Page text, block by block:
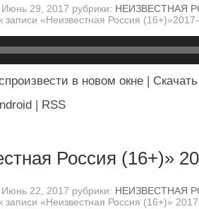
29, 2017 рубрики: НЕИЗВЕСТНАЯ
к записи «Неизвестная Россия
в новом окне
Скачать
RSS
Россия (16+)»
22, 2017 рубрики: НЕИЗВЕСТНАЯ
к записи «Неизвестная Россия (16+)»